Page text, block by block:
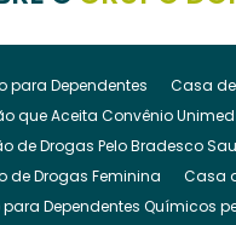
para Dependentes Casa
que Aceita Convênio Unimed
de Drogas Pelo Bradesco
de Drogas Feminina
Casa
Dependentes Químicos